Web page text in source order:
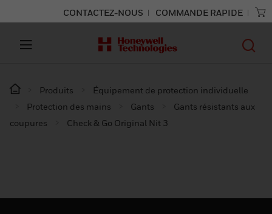
CONTACTEZ-NOUS COMMANDE RAPIDE
Produits
Équipement de protection individuelle
Protection des mains
Gants
Gants résistants aux
coupures
Check & Go Original Nit 3